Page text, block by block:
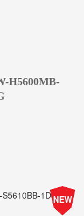
H5600MB-
-25%
Giá
NEW